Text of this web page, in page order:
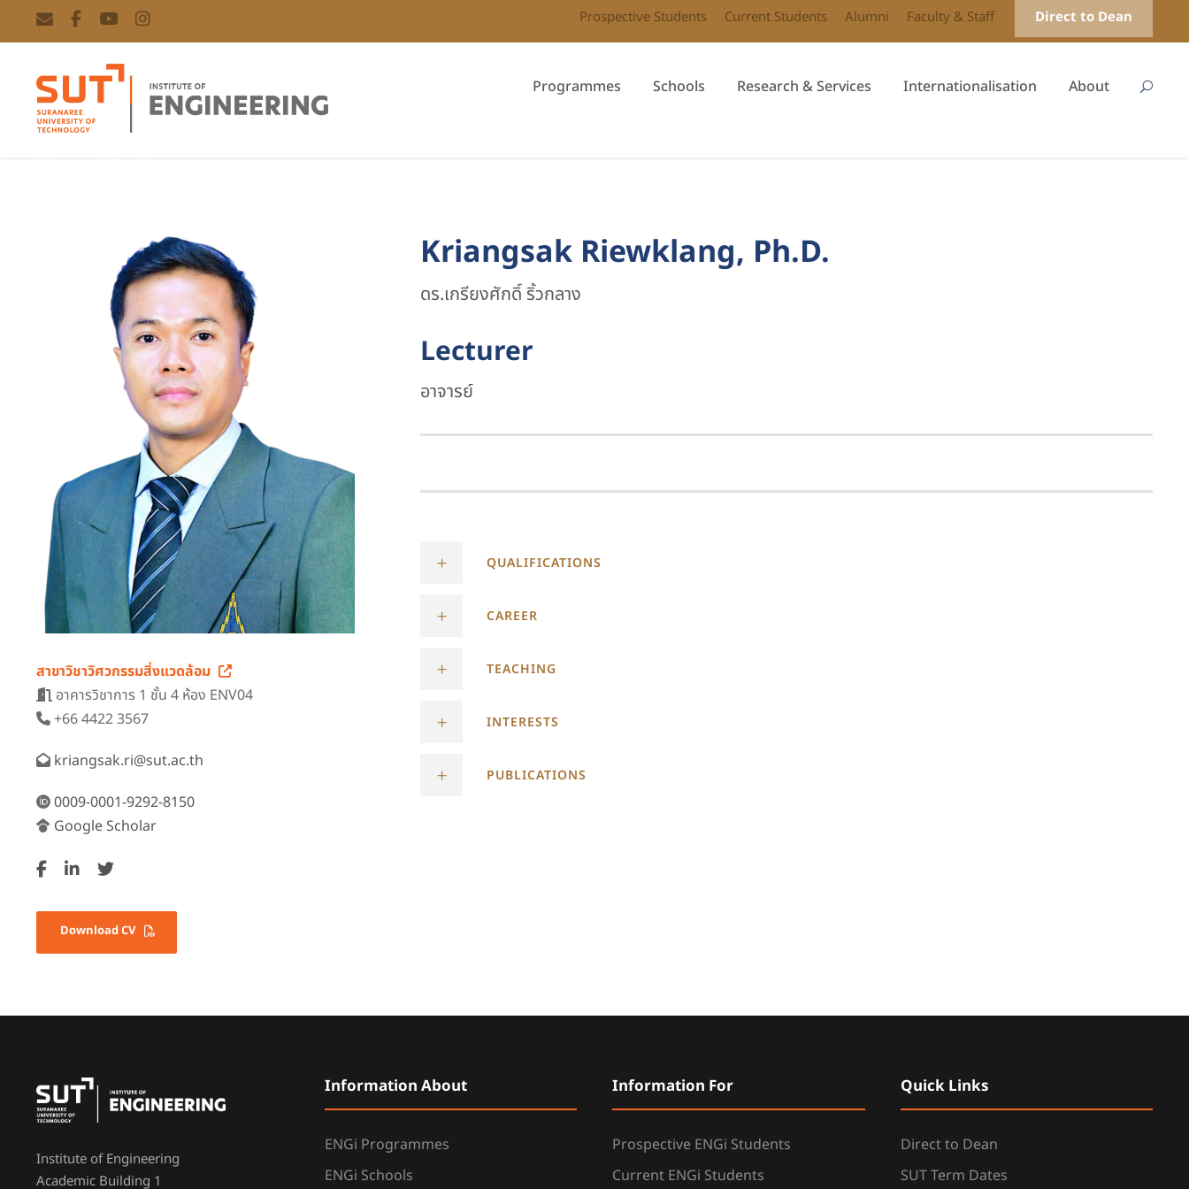
Prospective Students Current Students Alumni Faculty & Staff Direct to Dean
Programmes Schools Research & Services Internationalisation About
สาขาวิชาวิศวกรรมสิ่งแวดล้อม
อาคารวิชาการ 1 ชั้น 4 ห้อง ENV04
+66 4422 3567
kriangsak.ri@sut.ac.th
0009-0001-9292-8150
Google Scholar
Download CV
Kriangsak Riewklang, Ph.D.
ดร.เกรียงศักดิ์ ริ้วกลาง
Lecturer
อาจารย์
QUALIFICATIONS
CAREER
TEACHING
INTERESTS
PUBLICATIONS
Institute of Engineering
Academic Building 1
Information About
ENGi Programmes
ENGi Schools
Information For
Prospective ENGi Students
Current ENGi Students
Quick Links
Direct to Dean
SUT Term Dates